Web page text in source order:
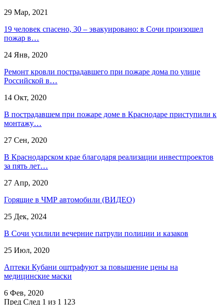
29 Мар, 2021
19 человек спасено, 30 – эвакуировано: в Сочи произошел
пожар в…
24 Янв, 2020
Ремонт кровли пострадавшего при пожаре дома по улице
Российской в…
14 Окт, 2020
В пострадавшем при пожаре доме в Краснодаре приступили к
монтажу…
27 Сен, 2020
В Краснодарском крае благодаря реализации инвестпроектов
за пять лет…
27 Апр, 2020
Горящие в ЧМР автомобили (ВИДЕО)
25 Дек, 2024
В Сочи усилили вечерние патрули полиции и казаков
25 Июл, 2020
Аптеки Кубани оштрафуют за повышение цены на
медицинские маски
6 Фев, 2020
Пред След 1 из 1 123